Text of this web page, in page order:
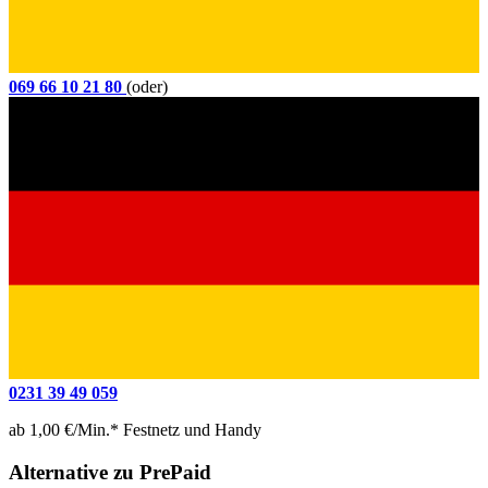
069 66 10 21 80 (oder)
0231 39 49 059
ab 1,00 €/Min.* Festnetz und Handy
Alternative zu PrePaid